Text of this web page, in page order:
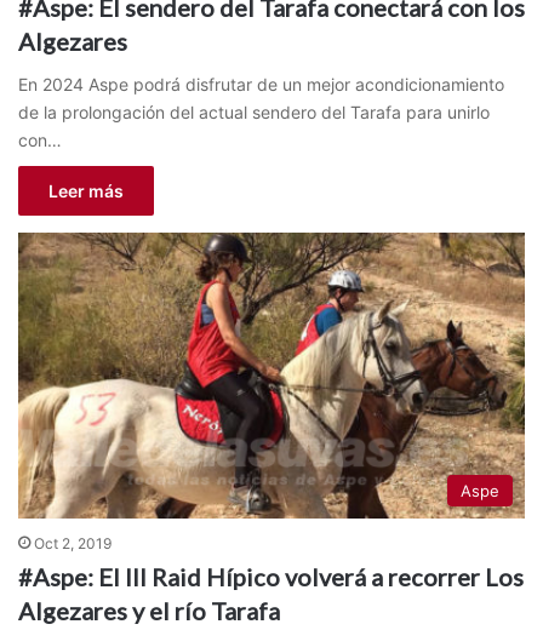
#Aspe: El sendero del Tarafa conectará con los
Algezares
En 2024 Aspe podrá disfrutar de un mejor acondicionamiento
de la prolongación del actual sendero del Tarafa para unirlo
con…
Leer más
Aspe
Oct 2, 2019
#Aspe: El III Raid Hípico volverá a recorrer Los
Algezares y el río Tarafa